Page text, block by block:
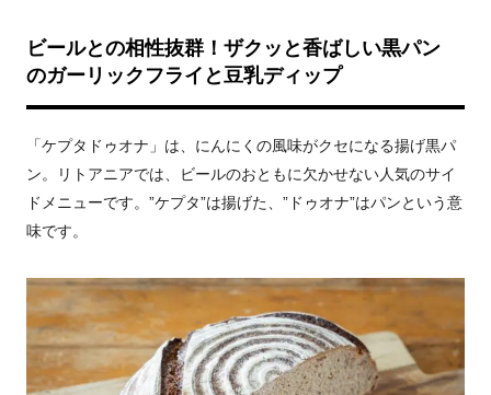
ビールとの相性抜群！ザクッと香ばしい黒パン
のガーリックフライと豆乳ディップ
「ケプタドゥオナ」は、にんにくの風味がクセになる揚げ黒パ
ン。リトアニアでは、ビールのおともに欠かせない人気のサイ
ドメニューです。”ケプタ”は揚げた、”ドゥオナ”はパンという意
味です。